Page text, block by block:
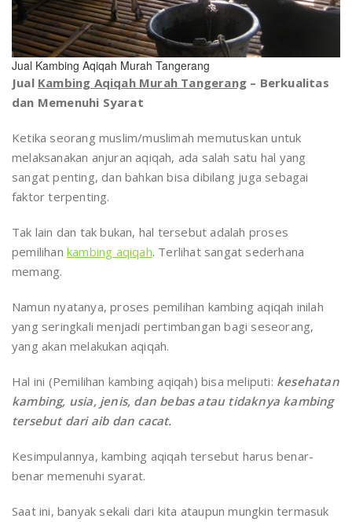
Jual Kambing Aqiqah Murah Tangerang
Jual Kambing Aqiqah Murah Tangerang – Berkualitas
dan Memenuhi Syarat
Ketika seorang muslim/muslimah memutuskan untuk
melaksanakan anjuran aqiqah, ada salah satu hal yang
sangat penting, dan bahkan bisa dibilang juga sebagai
faktor terpenting.
Tak lain dan tak bukan, hal tersebut adalah proses
pemilihan kambing aqiqah. Terlihat sangat sederhana
memang.
Namun nyatanya, proses pemilihan kambing aqiqah inilah
yang seringkali menjadi pertimbangan bagi seseorang,
yang akan melakukan aqiqah.
Hal ini (Pemilihan kambing aqiqah) bisa meliputi: kesehatan
kambing, usia, jenis, dan bebas atau tidaknya kambing
tersebut dari aib dan cacat.
Kesimpulannya, kambing aqiqah tersebut harus benar-
benar memenuhi syarat.
Saat ini, banyak sekali dari kita ataupun mungkin termasuk